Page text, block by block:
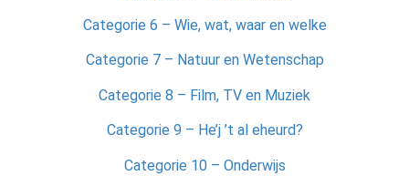
Categorie 6 – Wie, wat, waar en welke
Categorie 7 – Natuur en Wetenschap
Categorie 8 – Film, TV en Muziek
Categorie 9 – He’j ’t al eheurd?
Categorie 10 – Onderwijs